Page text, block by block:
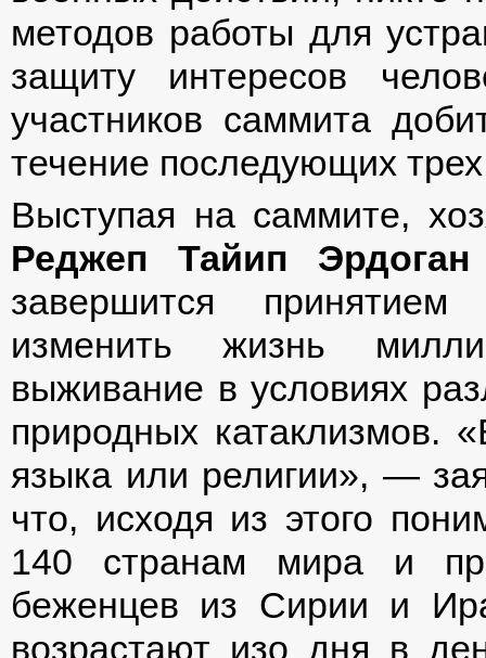
методов работы для
защиту интересов
участников саммита
течение последующих трех
Выступая на саммите,
Реджеп Тайип Эрдоган
завершится
изменить жизнь
выживание в условиях
природных катаклизмов.
языка или религии», —
что, исходя из этого
140 странам мира и
беженцев из Сирии и
возрастают изо дня в